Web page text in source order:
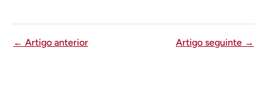
← Artigo anterior Artigo seguinte →